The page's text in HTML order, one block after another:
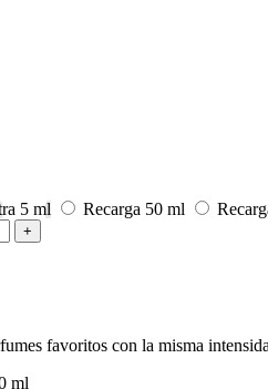
5 ml Recarga 50 ml
+
favoritos con la misma
ml